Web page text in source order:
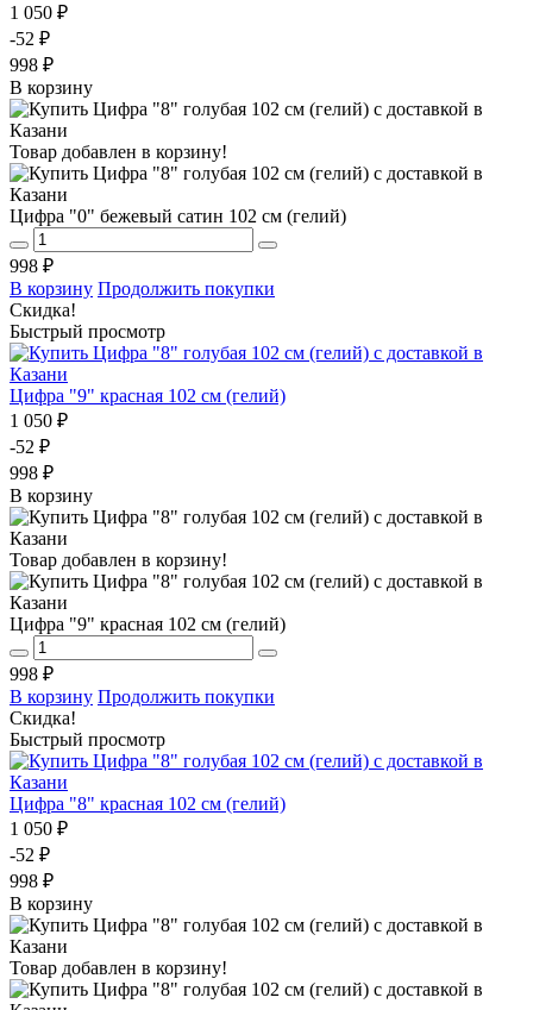
1 050 ₽
-52 ₽
998 ₽
В корзину
Товар добавлен в корзину!
Цифра "0" бежевый сатин 102 см (гелий)
998 ₽
В корзину Продолжить покупки
Скидка!
Быстрый просмотр
Цифра "9" красная 102 см (гелий)
1 050 ₽
-52 ₽
998 ₽
В корзину
Товар добавлен в корзину!
Цифра "9" красная 102 см (гелий)
998 ₽
В корзину Продолжить покупки
Скидка!
Быстрый просмотр
Цифра "8" красная 102 см (гелий)
1 050 ₽
-52 ₽
998 ₽
В корзину
Товар добавлен в корзину!